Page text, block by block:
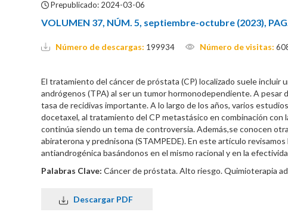
Prepublicado: 2024-03-06
VOLUMEN 37, NÚM. 5, septiembre-octubre (2023),
Número de descargas: 199934 Número de visitas:
El tratamiento del cáncer de próstata (CP) localizado suele incluir
andrógenos (TPA) al ser un tumor hormonodependiente. A
tasa de recidivas importante. A lo largo de los años, varios
docetaxel, al tratamiento del CP metastásico en combinación
continúa siendo un tema de controversia. Además,se conocen
abiraterona y prednisona (STAMPEDE). En este artículo
antiandrogénica basándonos en el mismo racional y en la
Palabras Clave: Cáncer de próstata. Alto riesgo. Quimioterapia
Descargar PDF